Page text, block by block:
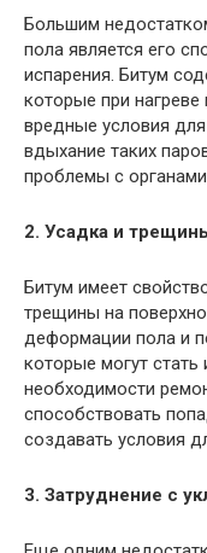
Большим
пола является его
испарения. Битум
которые при нагреве
вредные условия
вдыхание таких
проблемы с
2. Усадка и
Битум имеет
трещины на
деформации пола и
которые могут
необходимости
способствовать
создавать условия
3. Затруднение с